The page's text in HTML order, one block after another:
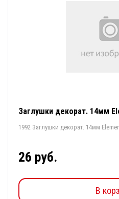
Заглушки декорат. 14мм
1992 Заглушки декорат. 14мм
26 руб.
В